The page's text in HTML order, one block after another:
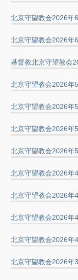
北京守望教会2026年
北京守望教会2026年
基督教北京守望教会
北京守望教会2026年
北京守望教会2026年
北京守望教会2026年
北京守望教会2026年
北京守望教会2026年
北京守望教会2026年
北京守望教会2026年
北京守望教会2026年
北京守望教会2026年